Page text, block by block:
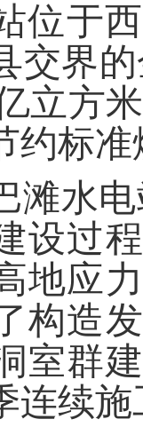
位于
交界
立方
约标
滩水
设过
地应
构造
室群
连续